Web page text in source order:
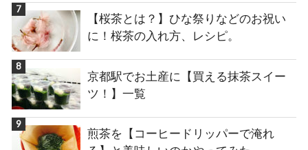
【桜茶とは？】ひな祭りなどのお祝い
に！桜茶の入れ方、レシピ。
京都駅でお土産に【買える抹茶スイー
ツ！】一覧
煎茶を【コーヒードリッパーで淹れ